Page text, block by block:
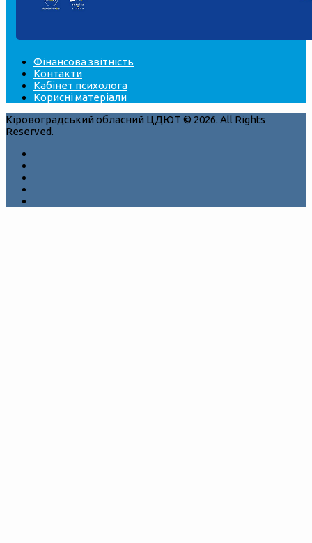
Фінансова звітність
Контакти
Кабінет психолога
Корисні матеріали
Кіровоградський обласний ЦДЮТ © 2026. All Rights
Reserved.